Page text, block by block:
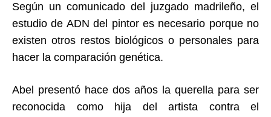
Según un comunicado del juzgado madrileño, el
estudio de ADN del pintor es necesario porque no
existen otros restos biológicos o personales para
hacer la comparación genética.
Abel presentó hace dos años la querella para ser
reconocida como hija del artista contra el